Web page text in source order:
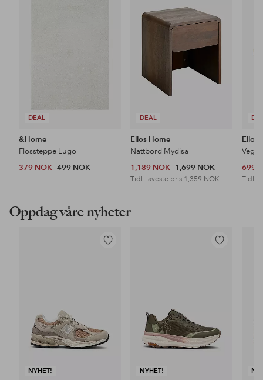
DEAL
&Home
Flossteppe Lugo
379 NOK 499 NOK
DEAL
favoritter
Ellos Home
Nattbord Mydisa
1,189 NOK 1,699 NOK
Tidl. laveste pris1,359 NOK
Ellos
699
Tidl.
Oppdag våre nyheter
NYHET!
Legg
NYHET!
Legg